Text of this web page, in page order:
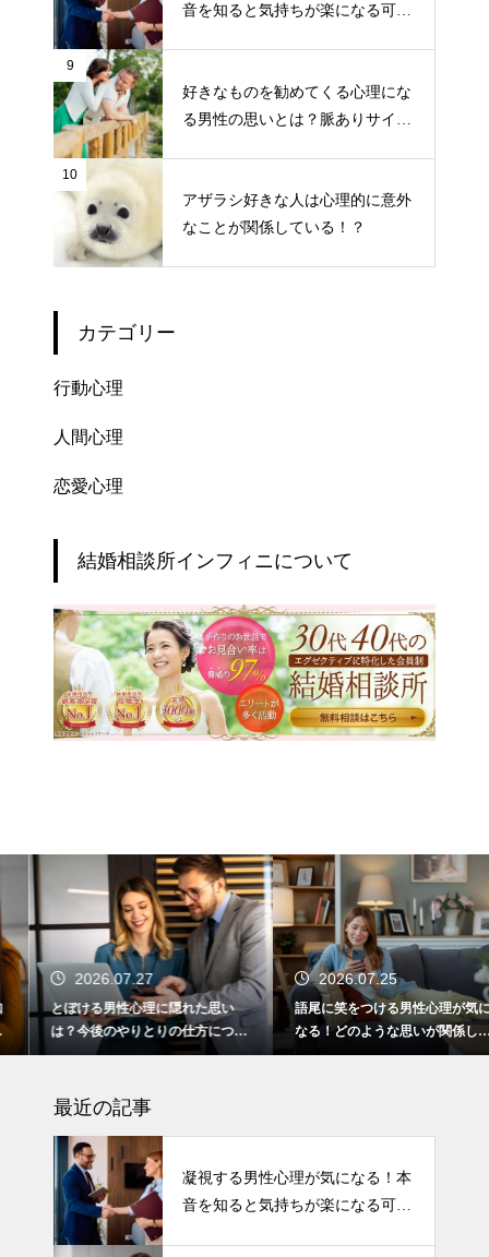
音を知ると気持ちが楽になる可能
9
好きなものを勧めてくる心理にな
る男性の思いとは？脈ありサイン
10
アザラシ好きな人は心理的に意外
なことが関係している！？
カテゴリー
行動心理
人間心理
恋愛心理
結婚相談所インフィニについて
2026.07.27
とぼける男性心理に隠れた思い
は？今後のやりとりの仕方につい
て
2026.07.25
語尾に笑をつける男性心理が気に
なる！どのような思いが関係して
いるの？
最近の記事
凝視する男性心理が気になる！本
音を知ると気持ちが楽になる可能